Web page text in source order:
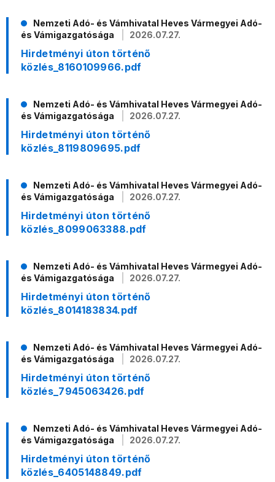
Nemzeti Adó- és Vámhivatal Heves Vármegyei Adó-
és Vámigazgatósága
2026.07.27.
Hirdetményi úton történő
közlés_8160109966.pdf
Nemzeti Adó- és Vámhivatal Heves Vármegyei Adó-
és Vámigazgatósága
2026.07.27.
Hirdetményi úton történő
közlés_8119809695.pdf
Nemzeti Adó- és Vámhivatal Heves Vármegyei Adó-
és Vámigazgatósága
2026.07.27.
Hirdetményi úton történő
közlés_8099063388.pdf
Nemzeti Adó- és Vámhivatal Heves Vármegyei Adó-
és Vámigazgatósága
2026.07.27.
Hirdetményi úton történő
közlés_8014183834.pdf
Nemzeti Adó- és Vámhivatal Heves Vármegyei Adó-
és Vámigazgatósága
2026.07.27.
Hirdetményi úton történő
közlés_7945063426.pdf
Nemzeti Adó- és Vámhivatal Heves Vármegyei Adó-
és Vámigazgatósága
2026.07.27.
Hirdetményi úton történő
közlés_6405148849.pdf